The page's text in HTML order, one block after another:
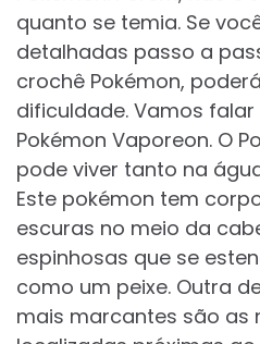
quanto se temia. Se
detalhadas passo a
crochê Pokémon,
dificuldade. Vamos
Pokémon Vaporeon. O
pode viver tanto na
Este pokémon tem
escuras no meio da
espinhosas que se
como um peixe. Outra
mais marcantes são as